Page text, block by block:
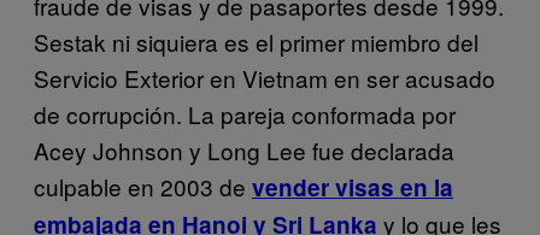
Sestak ni siquiera es el primer miembro del
Servicio Exterior en Vietnam en ser acusado
de corrupción. La pareja ­conformada por
Acey Johnson y Long Lee fue declarada
culpable en 2003 de vender visas en la
embajada en Hanoi y Sri Lanka y lo que les